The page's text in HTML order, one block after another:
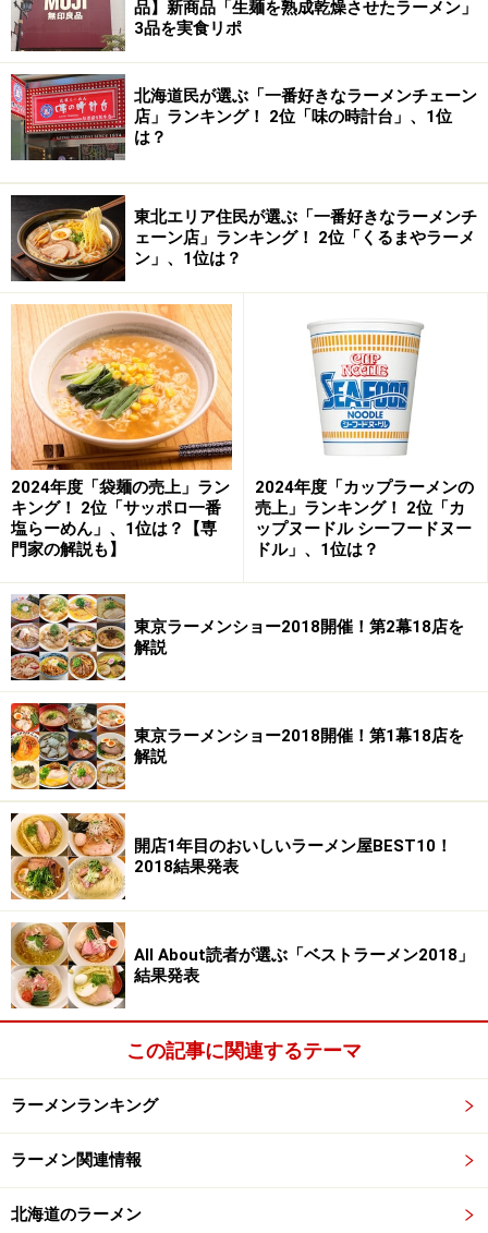
※木曜定休
※記事内容は執筆時点のものです。最新の内容をご確認くださ
い。
※メニューや料金などのデータは、取材時または記事公開時点で
品】新商品「生麺を熟成乾燥させたラーメン」
3品を実食リポ
北海道民が選ぶ「一番好きなラーメンチェーン
店」ランキング！ 2位「味の時計台」、1位
は？
東北エリア住民が選ぶ「一番好きなラーメンチ
ェーン店」ランキング！ 2位「くるまやラーメ
ン」、1位は？
2024年度「袋麺の売上」ラン
キング！ 2位「サッポロ一番
塩らーめん」、1位は？【専
門家の解説も】
2024年度「カップラーメンの
売上」ランキング！ 2位「カ
ップヌードル シーフードヌー
ドル」、1位は？
東京ラーメンショー2018開催！第2幕18店を
解説
東京ラーメンショー2018開催！第1幕18店を
解説
開店1年目のおいしいラーメン屋BEST10！
2018結果発表
All About読者が選ぶ「ベストラーメン2018」
結果発表
この記事に関連するテーマ
ラーメンランキング
ラーメン関連情報
北海道のラーメン